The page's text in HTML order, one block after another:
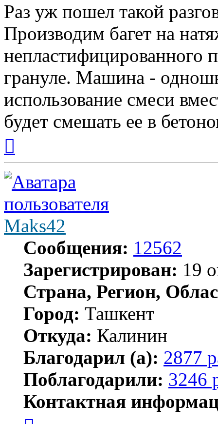
Раз уж пошел такой
Производим багет на
непластифицированного
грануле. Машина -
использование смеси
будет смешать ее в
началу
Maks42
Сообщения: 12562
Зарегистрирован: 19
Страна, Регион,
Город: Ташкент
Откуда: Калинин
Благодарил (а): 2877
Поблагодарили: 3246
Контактная